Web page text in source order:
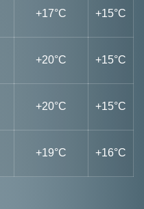
+17°C +15°C
+20°C +15°C
+20°C +15°C
+19°C +16°C